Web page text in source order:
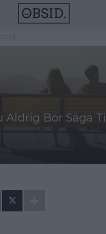
Aldrig Bör Säga Till